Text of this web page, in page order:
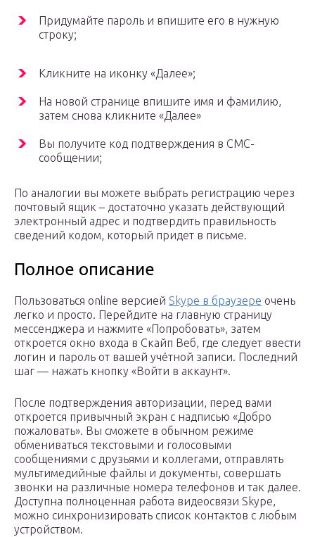
Придумайте пароль и впишите его в нужную
строку;
Кликните на иконку «Далее»;
На новой странице впишите имя и фамилию,
затем снова кликните «Далее»
Вы получите код подтверждения в СМС-
сообщении;
По аналогии вы можете выбрать регистрацию через
почтовый ящик – достаточно указать действующий
электронный адрес и подтвердить правильность
сведений кодом, который придет в письме.
Полное описание
Пользоваться online версией Skype в браузере очень
легко и просто. Перейдите на главную страницу
мессенджера и нажмите «Попробовать», затем
откроется окно входа в Скайп Веб, где следует ввести
логин и пароль от вашей учётной записи. Последний
шаг — нажать кнопку «Войти в аккаунт».
После подтверждения авторизации, перед вами
откроется привычный экран с надписью «Добро
пожаловать». Вы сможете в обычном режиме
обмениваться текстовыми и голосовыми
сообщениями с друзьями и коллегами, отправлять
мультимедийные файлы и документы, совершать
звонки на различные номера телефонов и так далее.
Доступна полноценная работа видеосвязи Skype,
можно синхронизировать список контактов с любым
устройством.